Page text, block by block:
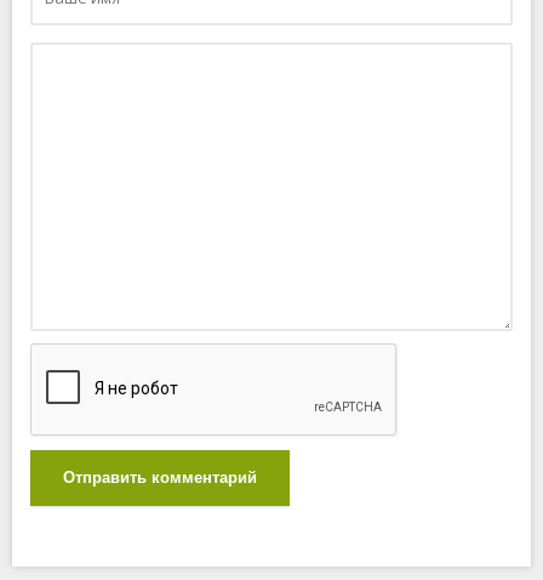
Отправить комментарий